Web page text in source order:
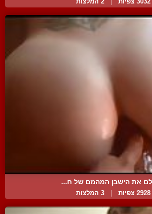
את הישבן המהמם של ח...
2928 צפיות | 3 המלצות